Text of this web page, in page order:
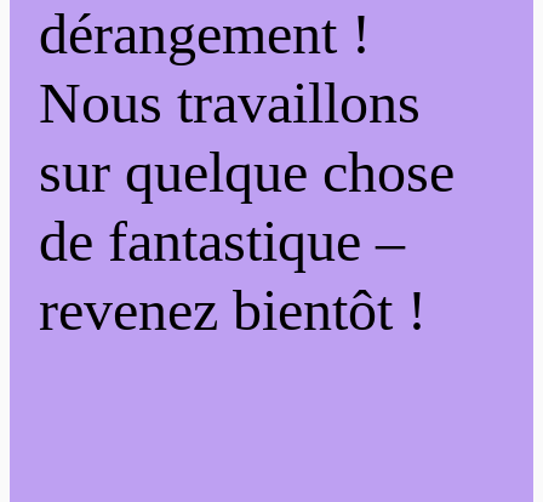
dérangement !
Nous travaillons
sur quelque chose
de fantastique –
revenez bientôt !